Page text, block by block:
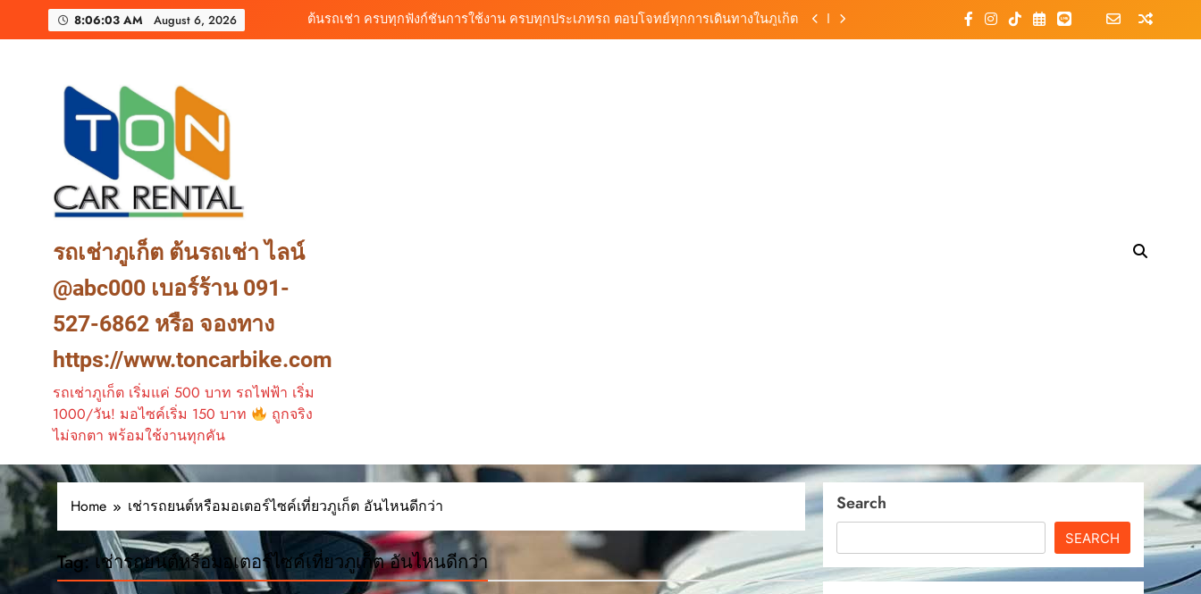
8:06:05 AM August 6, 2026
เช่ารถไฟฟ้าร้านต้นรถเช่า ทางเลือกใหม่ของการเที่ยวภูเก็ต ขับเงียบ ประหยัด และทันสมัย
รถเช่าภูเก็ต ต้นรถเช่า ไลน์
@abc000 เบอร์ร้าน 091-
527-6862 หรือ จองทาง
https://www.toncarbike.com
รถเช่าภูเก็ต เริ่มแค่ 500 บาท รถไฟฟ้า เริ่ม
1000/วัน! มอไซค์เริ่ม 150 บาท
ถูกจริง
ไม่จกตา พร้อมใช้งานทุกคัน
Home เช่ารถยนต์หรือมอเตอร์ไซค์เที่ยวภูเก็ต อันไหนดีกว่า
Tag:เช่ารถยนต์หรือมอเตอร์ไซค์เที่ยวภูเก็ต อันไหนดีกว่า
Search
SEARCH